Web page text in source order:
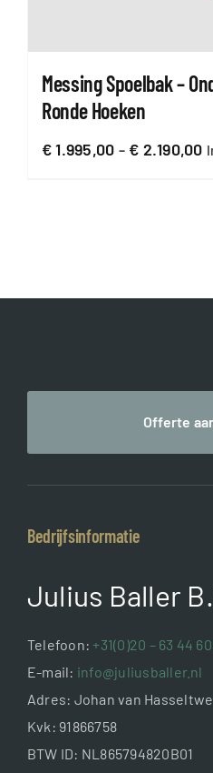
Messing Spoelbak –
Ronde Hoeken
€1.995,00 - € 2.190,00
Offerte
Bedrijfsinformatie
Julius Baller
Telefoon:+31(0)20 – 63 44
E-mail: info@juliusballer.nl
Adres: Johan van
Kvk: 91866758
BTW ID: NL865794820B01